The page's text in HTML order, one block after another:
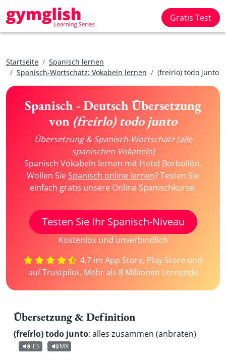
Gratis Test
Startseite
Spanisch lernen
Spanisch-Wortschatz: Vokabeln lernen
(freírlo) todo junto
Spanisch - Deutsch Übersetzung
von (freírlo) todo junto
Übersetzung & Spanisch-Wortschatz(alle
spanischen Vokabeln)
Spanisch Vokabeln lernen mit Hotel Borbollón.
Wollen SieSpanisch online lernen? Testen Sie
einfach gratis unsere Online Spanischkurse.
Testen Sie Ihr Spanisch-Niveau
Kostenlos und unverbindlich
4,7 im App Store, Play Store und
auf Trustpilot. Mehr als 8 Millionen Lernende
Übersetzung & Definition
(freírlo) todo junto: alles zusammen (anbraten)
ES MX